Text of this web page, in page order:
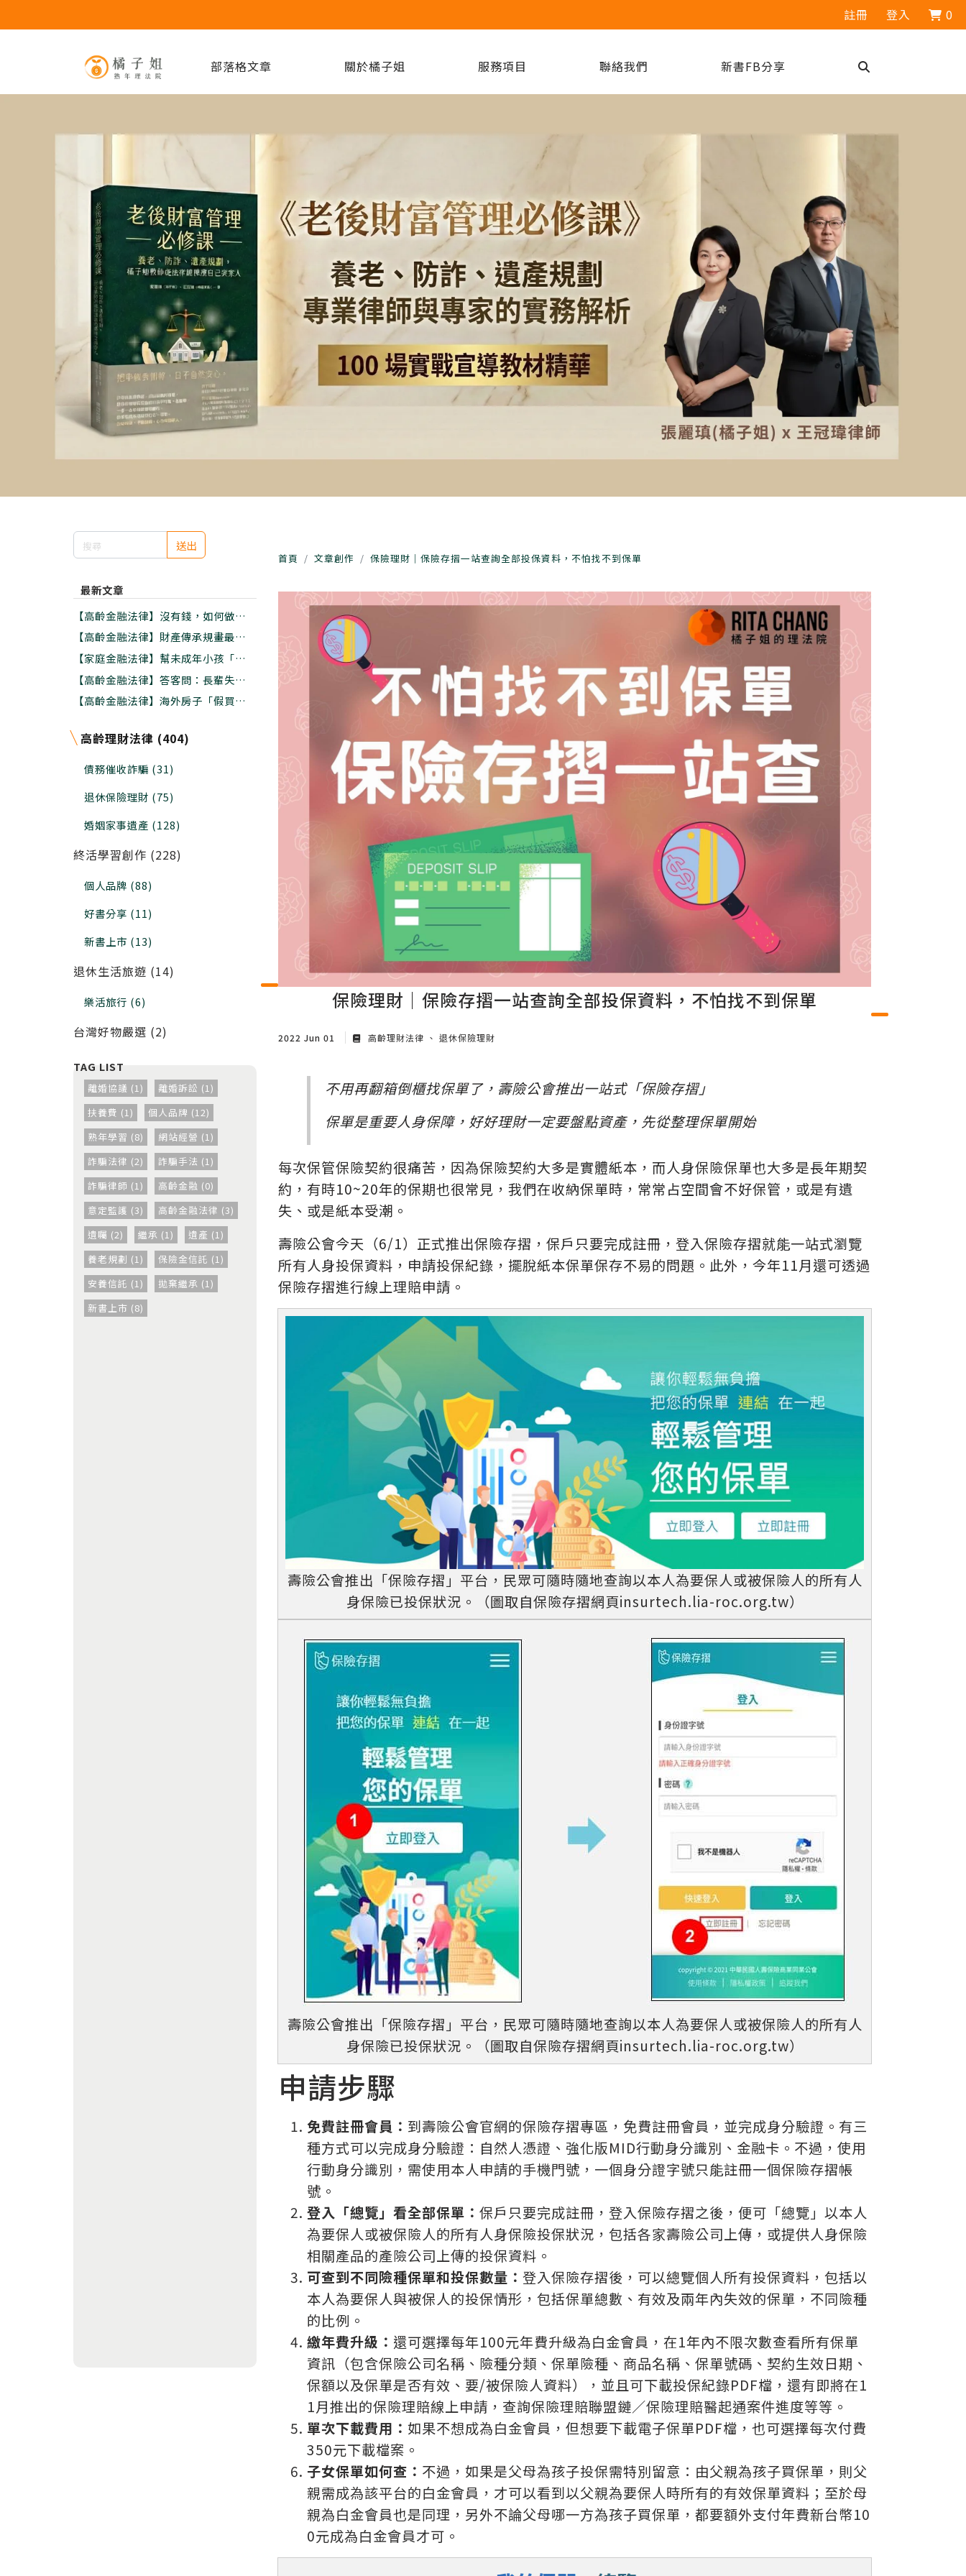
註冊 登入 0
部落格文章 關於橘子姐 服務項目 聯絡我們 新書FB分享
送出
最新文章
【高齡金融法律】沒有錢，如何做好老
後安養?資金有限的五大實用準備
【高齡金融法律】財產傳承規畫最好的
時間是十年前，其次是現在
【家庭金融法律】幫未成年小孩「拋棄
繼承」不是父母說了算，法院審查兩大
關鍵
【高齡金融法律】答客問：長輩失智
了，名下財產還能辦理信託保護嗎?程
序上怎麼做?
【高齡金融法律】海外房子「假買賣真
稅還罰款
高齡理財法律 (404)
債務催收詐騙 (31)
退休保險理財 (75)
婚姻家事遺產 (128)
終活學習創作 (228)
個人品牌 (88)
好書分享 (11)
新書上市 (13)
退休生活旅遊 (14)
樂活旅行 (6)
台灣好物嚴選 (2)
離婚協議 (1)
離婚訴訟 (1)
扶養費 (1)
個人品牌 (12)
熟年學習 (8)
網站經營 (1)
詐騙法律 (2)
詐騙手法 (1)
詐騙律師 (1)
高齡金融 (0)
意定監護 (3)
高齡金融法律 (3)
遺囑 (2)
繼承 (1)
遺產 (1)
養老規劃 (1)
保險金信託 (1)
安養信託 (1)
拋棄繼承 (1)
新書上市 (8)
首頁 文章創作 保險理財｜保險存摺一站查詢全部投保資料，不怕找不到保單
保險理財｜保險存摺一站查詢全部投保資料，不怕找不到保單
2022 Jun 01 高齡理財法律 退休保險理財
不用再翻箱倒櫃找保單了，壽險公會推出一站式「保險存摺」
保單是重要人身保障，好好理財一定要盤點資產，先從整理保單開始
每次保管保險契約很痛苦，因為保險契約大多是實體紙本，而人身保險保單也大多是長年期契
約，有時10~20年的保期也很常見，我們在收納保單時，常常占空間會不好保管，或是有遺
失、或是紙本受潮。
壽險公會今天（6/1）正式推出保險存摺，保戶只要完成註冊，登入保險存摺就能一站式瀏覽
所有人身投保資料，申請投保紀錄，擺脫紙本保單保存不易的問題。此外，今年11月還可透過
保險存摺進行線上理賠申請。
壽險公會推出「保險存摺」平台，民眾可隨時隨地查詢以本人為要保人或被保險人的所有人
身保險已投保狀況。（圖取自保險存摺網頁insurtech.lia-roc.org.tw）
壽險公會推出「保險存摺」平台，民眾可隨時隨地查詢以本人為要保人或被保險人的所有人
身保險已投保狀況。（圖取自保險存摺網頁insurtech.lia-roc.org.tw）
申請步驟
免費註冊會員： 到壽險公會官網的保險存摺專區，免費註冊會員，並完成身分驗證。有三
種方式可以完成身分驗證：自然人憑證、強化版MID行動身分識別、金融卡。不過，使用
行動身分識別，需使用本人申請的手機門號，一個身分證字號只能註冊一個保險存摺帳
號。
登入「總覽」看全部保單： 保戶只要完成註冊，登入保險存摺之後，便可「總覽」以本人
為要保人或被保險人的所有人身保險投保狀況，包括各家壽險公司上傳，或提供人身保險
相關產品的產險公司上傳的投保資料。
可查到不同險種保單和投保數量： 登入保險存摺後，可以總覽個人所有投保資料，包括以
本人為要保人與被保人的投保情形，包括保單總數、有效及兩年內失效的保單，不同險種
的比例。
繳年費升級： 還可選擇每年100元年費升級為白金會員，在1年內不限次數查看所有保單
資訊（包含保險公司名稱、險種分類、保單險種、商品名稱、保單號碼、契約生效日期、
保額以及保單是否有效、要/被保險人資料），並且可下載投保紀錄PDF檔，還有即將在1
1月推出的保險理賠線上申請，查詢保險理賠聯盟鏈／保險理賠醫起通案件進度等等。
單次下載費用： 如果不想成為白金會員，但想要下載電子保單PDF檔，也可選擇每次付費
350元下載檔案。
子女保單如何查： 不過，如果是父母為孩子投保需特別留意：由父親為孩子買保單，則父
親需成為該平台的白金會員，才可以看到以父親為要保人時所有的有效保單資料；至於母
親為白金會員也是同理，另外不論父母哪一方為孩子買保單，都要額外支付年費新台幣10
0元成為白金會員才可。